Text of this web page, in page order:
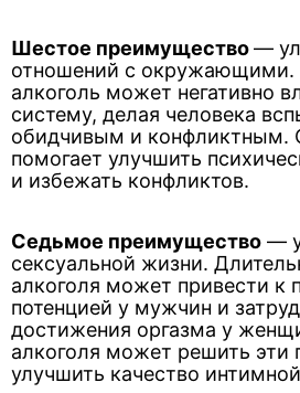
Шестое преимущество—
отношений с окружающими.
алкоголь может негативно
систему, делая человека
обидчивым и конфликтным.
помогает улучшить
и избежать конфликтов.
Седьмое преимущество —
сексуальной жизни.
алкоголя может привести к
потенцией у мужчин и
достижения оргазма у
алкоголя может решить эти
улучшить качество